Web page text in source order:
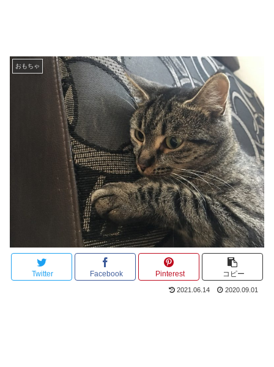
おもちゃ
Twitter Facebook Pinterest コピー
2021.06.14 2020.09.01